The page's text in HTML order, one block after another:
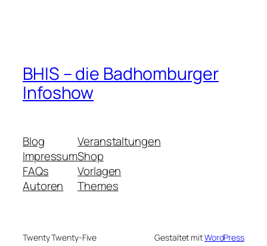
BHIS – die Badhomburger
Infoshow
Blog
Impressum
FAQs
Autoren
Veranstaltungen
Shop
Vorlagen
Themes
Twenty Twenty-Five Gestaltet mitWordPress